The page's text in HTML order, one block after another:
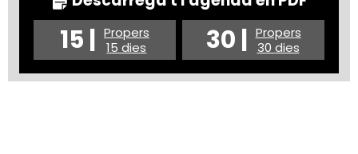
15 | Propers
15 dies
30 | Propers
30 dies